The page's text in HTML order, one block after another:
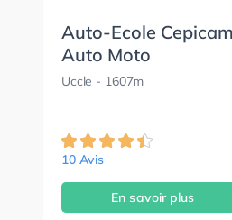
Auto-Ecole Cepicam
Auto Moto
Uccle - 1607m
10 Avis
En savoir plus